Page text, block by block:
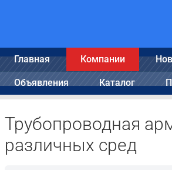
Главная Компании
Объявления Каталог
Трубопроводная
различных сред